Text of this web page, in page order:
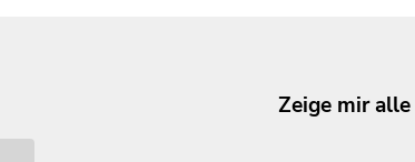
Zeige mir alle